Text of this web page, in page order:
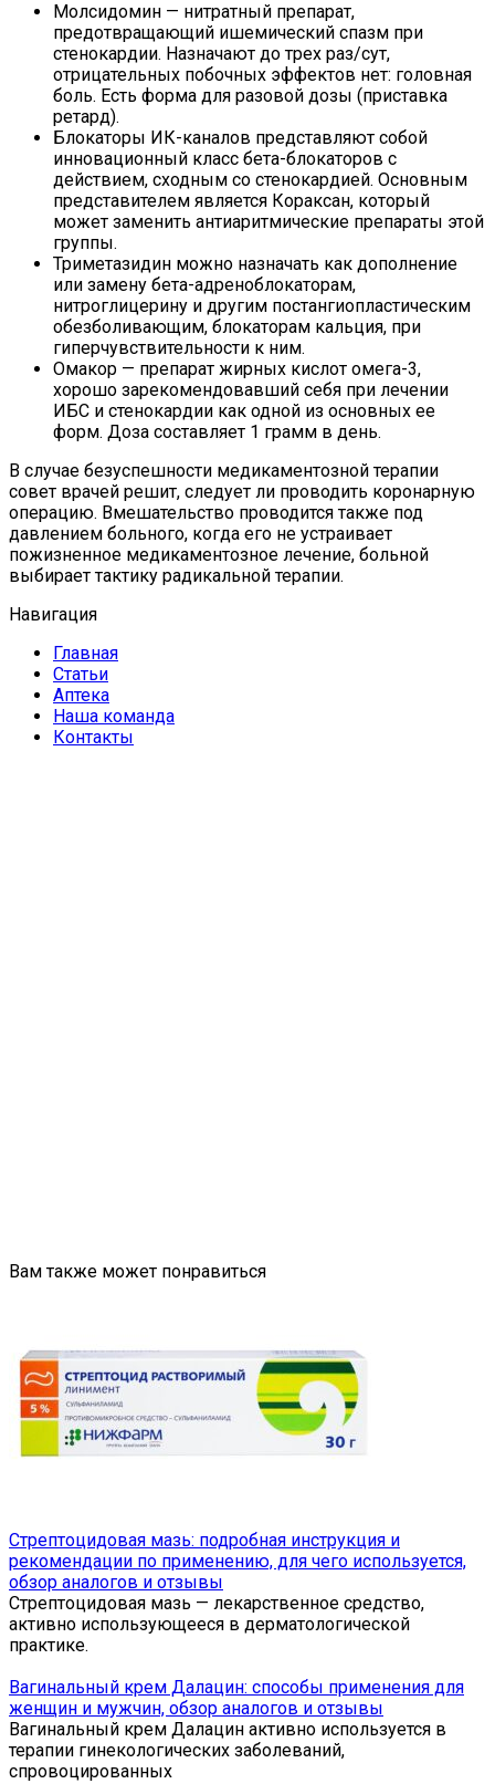
Молсидомин — нитратный препарат,
предотвращающий ишемический спазм при
стенокардии. Назначают до трех раз/сут,
отрицательных побочных эффектов нет: головная
боль. Есть форма для разовой дозы (приставка
ретард).
Блокаторы ИК-каналов представляют собой
инновационный класс бета-блокаторов с
действием, сходным со стенокардией. Основным
представителем является Кораксан, который
может заменить антиаритмические препараты этой
группы.
Триметазидин можно назначать как дополнение
или замену бета-адреноблокаторам,
нитроглицерину и другим постангиопластическим
обезболивающим, блокаторам кальция, при
гиперчувствительности к ним.
Омакор — препарат жирных кислот омега-3,
хорошо зарекомендовавший себя при лечении
ИБС и стенокардии как одной из основных ее
форм. Доза составляет 1 грамм в день.
В случае безуспешности медикаментозной терапии
совет врачей решит, следует ли проводить коронарную
операцию. Вмешательство проводится также под
давлением больного, когда его не устраивает
пожизненное медикаментозное лечение, больной
выбирает тактику радикальной терапии.
Навигация
Главная
Статьи
Аптека
Наша команда
Контакты
Вам также может понравиться
Стрептоцидовая мазь: подробная инструкция и
рекомендации по применению, для чего используется,
обзор аналогов и отзывы
Стрептоцидовая мазь — лекарственное средство,
активно использующееся в дерматологической
практике.
Вагинальный крем Далацин: способы применения для
женщин и мужчин, обзор аналогов и отзывы
Вагинальный крем Далацин активно используется в
терапии гинекологических заболеваний,
спровоцированных